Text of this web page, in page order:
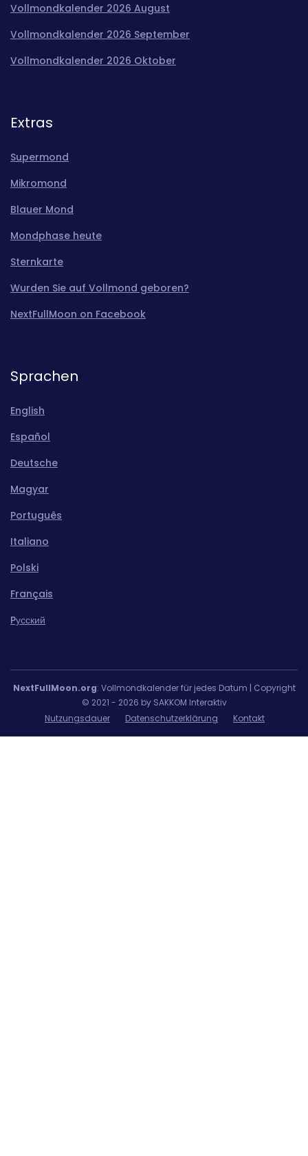
Vollmondkalender 2026 August
Vollmondkalender 2026 September
Vollmondkalender 2026 Oktober
Extras
Supermond
Mikromond
Blauer Mond
Mondphase heute
Sternkarte
Wurden Sie auf Vollmond geboren?
NextFullMoon on Facebook
Sprachen
English
Español
Deutsche
Magyar
Português
Italiano
Polski
Français
Pусский
NextFullMoon.org: Vollmondkalender für jedes Datum | Copyright
© 2021 - 2026 by SAKKOM Interaktiv
Nutzungsdauer
Datenschutzerklärung Kontakt